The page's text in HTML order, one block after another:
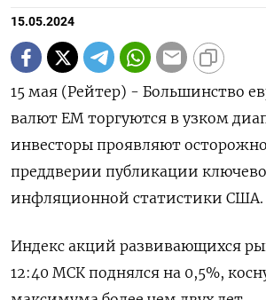
15.05.2024
15 мая (Рейтер) - Большинство
валют EM торгуются в узком
инвесторы проявляют
преддверии публикации
инфляционной статистики США.
Индекс акций развивающихся
12:40 МСК поднялся на 0,5%,